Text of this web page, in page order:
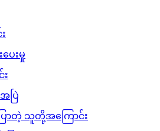
ေးမှု
ြဲ
ာတဲ့ သူတို့အကြောင်း